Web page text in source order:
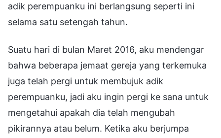
adik perempuanku ini berlangsung seperti ini
selama satu setengah tahun.
Suatu hari di bulan Maret 2016, aku mendengar
bahwa beberapa jemaat gereja yang terkemuka
juga telah pergi untuk membujuk adik
perempuanku, jadi aku ingin pergi ke sana untuk
mengetahui apakah dia telah mengubah
pikirannya atau belum. Ketika aku berjumpa